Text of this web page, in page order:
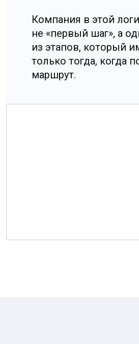
в регуляторные тупики.
Исходная гипотеза была
пересобрана так, чтобы
логистическая функция
достигалась через другой
формат присутствия и другой
а дополнительно появилась
рискованный сценарий